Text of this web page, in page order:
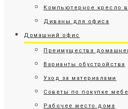
Компьютерное кресло
Диваны для офиса
Домашний офис
Преимущества
Варианты обустройства
Уход за материалами
Советы по покупке
Рабочее место дома